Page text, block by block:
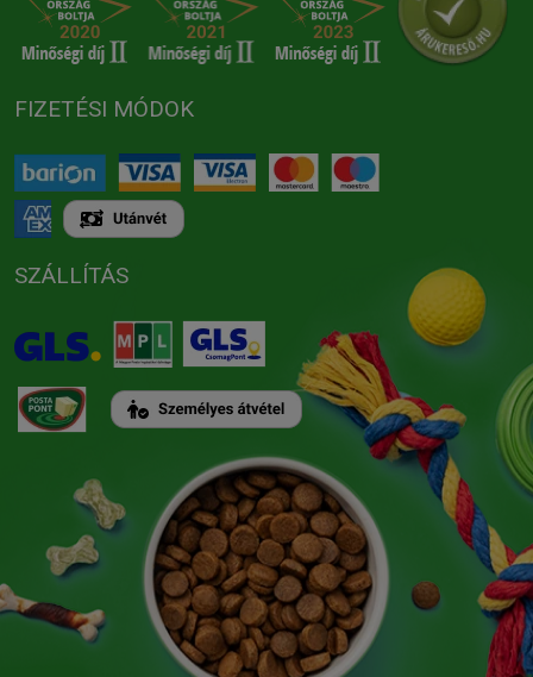
FIZETÉSI MÓDOK
SZÁLLÍTÁS